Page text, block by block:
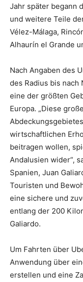
Jahr später begann
und weitere Teile
Vélez-Málaga,
Alhaurín el Grande
Nach Angaben des
des Radius bis nach
eine der größten
Europa. „Diese
wirtschaftlichen
beitragen wollen,
Andalusien wider“,
Spanien, Juan
Touristen und
eine sichere und
entlang der 200
Galiardo.
Um Fahrten über
Anwendung über
erstellen und eine